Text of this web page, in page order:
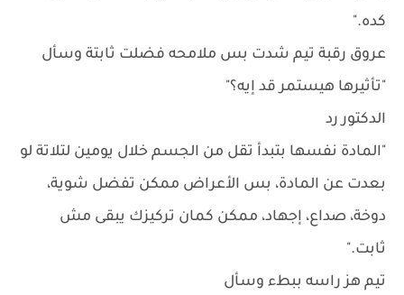
كده."
عروق رقبة تيم شدت بس ملامحه فضلت ثابتة وسأل
"تأثيرها هيستمر قد إيه؟"
الدكتور رد
"المادة نفسها بتبدأ تقل من الجسم خلال يومين لتلاتة لو
بعدت عن المادة، بس الأعراض ممكن تفضل شوية،
دوخة، صداع، إجهاد، ممكن كمان تركيزك يبقى مش
ثابت."
تيم هز راسه ببطء وسأل